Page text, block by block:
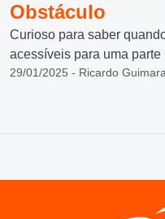
Obstáculo
Curioso para saber
acessíveis para uma
29/01/2025 - Ricardo